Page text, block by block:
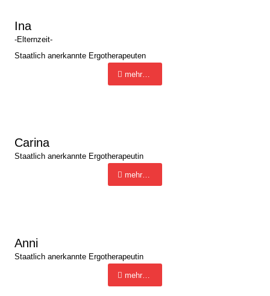
Ina
-Elternzeit-
Staatlich anerkannte Ergotherapeuten
mehr…
Carina
Staatlich anerkannte Ergotherapeutin
mehr…
Anni
Staatlich anerkannte Ergotherapeutin
mehr…